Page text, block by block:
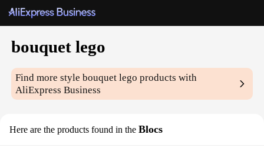
bouquet lego
Find more stylebouquet lego products with
AliExpress Business
Here are the products found in the Blocs